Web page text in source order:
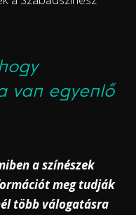
van egyenlő
a színészek
meg tudják
több válogatásra